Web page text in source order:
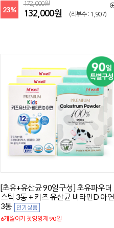
23%
172,000원
132,000원 (리뷰수 : 1,907)
[초유+유산균 90일구성] 초유파우더
스틱 3통 + 키즈 유산균 비타민D 아연
3통
6개월아기 첫영양제 90일